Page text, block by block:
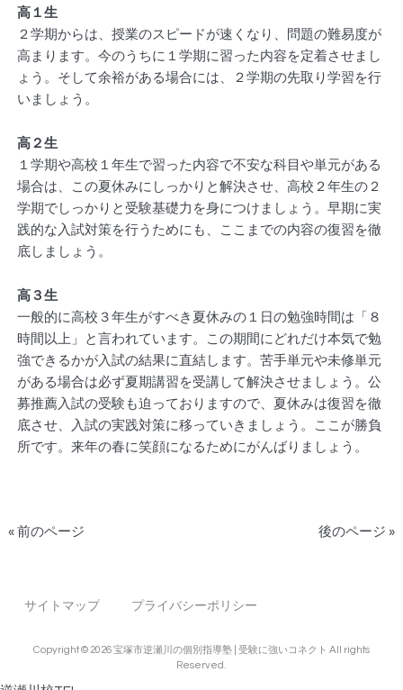
高１生
２学期からは、授業のスピードが速くなり、問題の難易度が
高まります。今のうちに１学期に習った内容を定着させまし
ょう。そして余裕がある場合には、２学期の先取り学習を行
いましょう。
高２生
１学期や高校１年生で習った内容で不安な科目や単元がある
場合は、この夏休みにしっかりと解決させ、高校２年生の２
学期でしっかりと受験基礎力を身につけましょう。早期に実
践的な入試対策を行うためにも、ここまでの内容の復習を徹
底しましょう。
高３生
一般的に高校３年生がすべき夏休みの１日の勉強時間は「８
時間以上」と言われています。この期間にどれだけ本気で勉
強できるかが入試の結果に直結します。苦手単元や未修単元
がある場合は必ず夏期講習を受講して解決させましょう。公
募推薦入試の受験も迫っておりますので、夏休みは復習を徹
底させ、入試の実践対策に移っていきましょう。ここが勝負
所です。来年の春に笑顔になるためにがんばりましょう。
« 前のページ 後のページ »
サイトマップ プライバシーポリシー
Copyright © 2026 宝塚市逆瀬川の個別指導塾 | 受験に強いコネクト All rights
Reserved.